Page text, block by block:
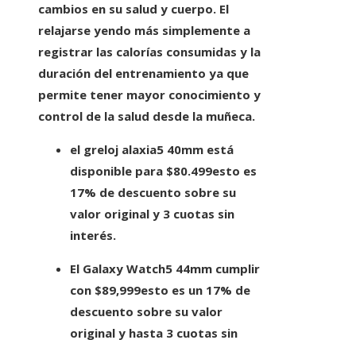
cambios en su salud y cuerpo. El
relajarse yendo más simplemente a
registrar las calorías consumidas y la
duración del entrenamiento ya que
permite tener mayor conocimiento y
control de la salud desde la muñeca.
el greloj alaxia5 40mm está
disponible para $80.499esto es
17% de descuento sobre su
valor original y 3 cuotas sin
interés.
El Galaxy Watch5 44mm cumplir
con $89,999esto es un 17% de
descuento sobre su valor
original y hasta 3 cuotas sin